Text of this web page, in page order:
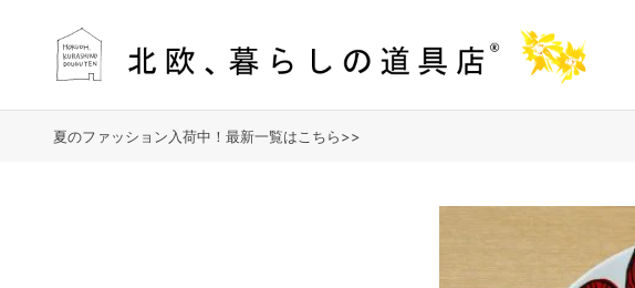
夏のファッション入荷中！最新一覧はこちら>>